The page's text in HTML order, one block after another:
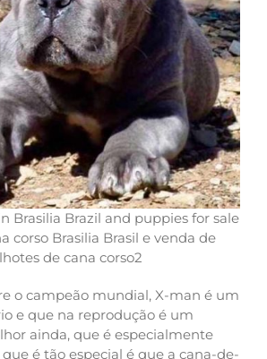
Brasilia Brazil and puppies for sale
corso Brasilia Brasil e venda de
de cana corso2
o campeão mundial, X-man é um
e que na reprodução é um
ainda, que é especialmente
é tão especial é que a cana-de-